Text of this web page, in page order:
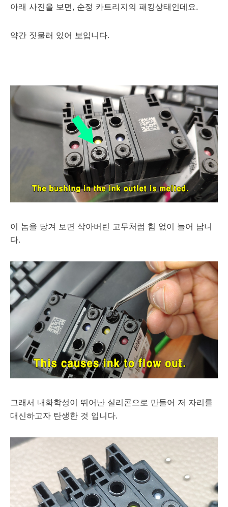
아래 사진을 보면, 순정 카트리지의 패킹상태인데요.
약간 짓물러 있어 보입니다.
이 놈을 당겨 보면 삭아버린 고무처럼 힘 없이 늘어 납니
다.
그래서 내화학성이 뛰어난 실리콘으로 만들어 저 자리를
대신하고자 탄생한 것 입니다.